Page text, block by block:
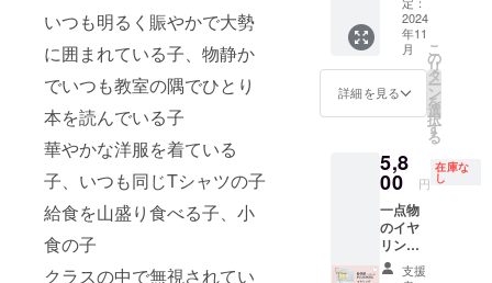
いつも明るく賑やかで大勢
に囲まれている子、物静か
でいつも教室の隅でひとり
本を読んでいる子
華やかな洋服を着ている
子、いつも同じTシャツの子
給食を山盛り食べる子、小
食の子
クラスの中で無視されてい
代〜60
代の女
性です
※ご出
日を備
考欄に
い
（開催
日：
2024/11
/9・10
の2日
間） ----
●コン
クール
審査員
特典
意） ●
日本ロ
サイド
バナー
に掲載
（任
意・掲
載期
間：1年
11月〜
2025年
てから
約1ヶ月
でお届
けしま
す） ----
-----------
--------
から支
援時
に、別
途ご協
力費
いてお
りま
す。 ・
なお、1
支援あ
たり別
途シス
間程度
場
所：日
本ロザ
フィ協
会本部
教室
名駅徒
歩5分）
担当
講師：
会長の
西中が
担当い
●ロザ
フィエ
ンヌに
よる北
斎作品
世界
に一つ
アート
作品で
す 紙
の持つ
あたた
かみと
立体感
2024
年11
月
詳細を見る
こ
の
リ
タ
ー
ン
を
選
択
す
る
5,8
00 円
在庫な
し
一点物
のイヤ
リング
（白）
支援